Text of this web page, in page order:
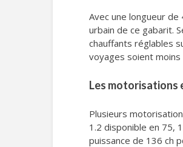
Avec une longueur de
urbain de ce gabarit.
chauffants réglables
voyages soient
Les motorisations
Plusieurs
1.2 disponible en 75,
puissance de 136 ch